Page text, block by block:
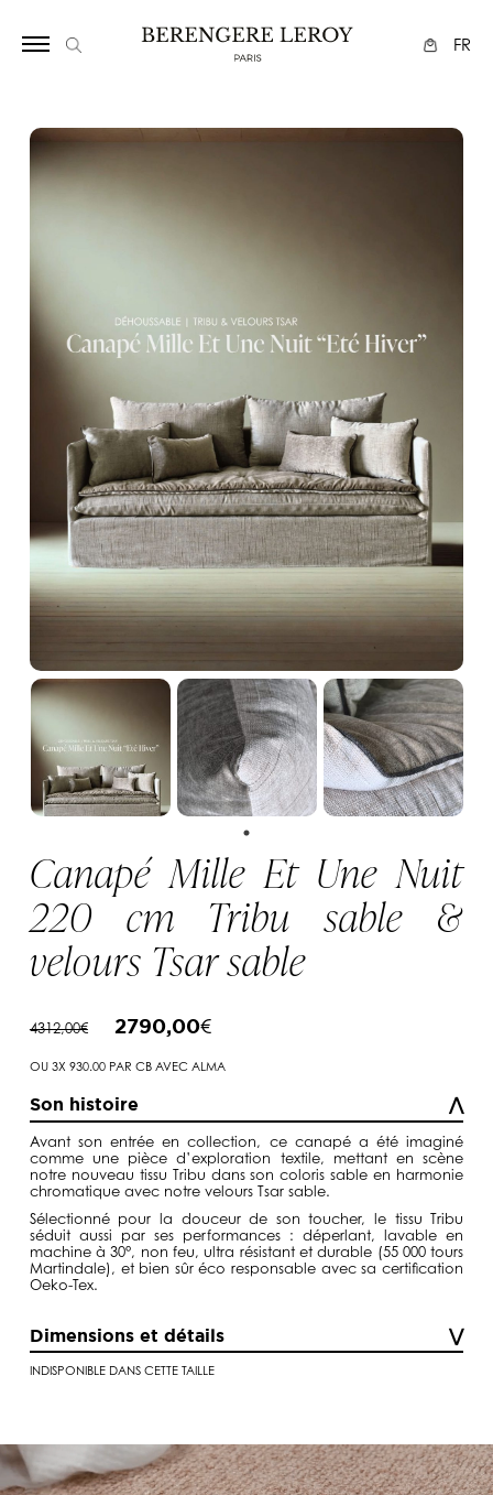
FR
Canapé Mille Et Une Nuit
220 cm Tribu sable &
velours Tsar sable
4312,00€
prix
était :
2790,00€Le
prix
est :
OU 3X 930.00 PAR CB AVEC ALMA
Son histoire
Avant son entrée en collection, ce canapé a été imaginé
comme une pièce d’exploration textile, mettant en scène
notre nouveau tissu Tribu dans son coloris sable en harmonie
chromatique avec notre velours Tsar sable.
Sélectionné pour la douceur de son toucher, le tissu Tribu
séduit aussi par ses performances :déperlant, lavable en
machine à 30°, non feu,ultra résistant et durable (55 000 tours
Martindale), et bien sûr éco responsable avec sacertification
Oeko-Tex.
Dimensions et détails
INDISPONIBLE DANS CETTE TAILLE